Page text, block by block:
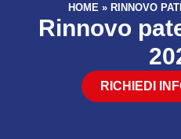
HOME»RINNOVO
Rinnovo
RICHIEDI